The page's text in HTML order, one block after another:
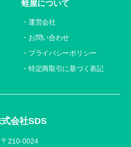
会社SDS
〒210-0024
蛙屋について
運営会社
お問い合わせ
プライバシーポリシー
特定商取引に基づく表記